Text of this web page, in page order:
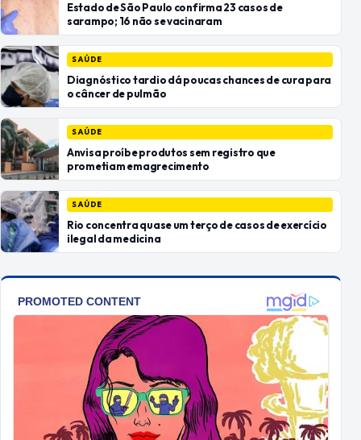
Estado de São Paulo confirma 23 casos de
sarampo; 16 não se vacinaram
SAÚDE
Diagnóstico tardio dá poucas chances de cura para
o câncer de pulmão
SAÚDE
Anvisa proíbe produtos sem registro que
prometiam emagrecimento
SAÚDE
Rio concentra quase um terço de casos de exercício
ilegal da medicina